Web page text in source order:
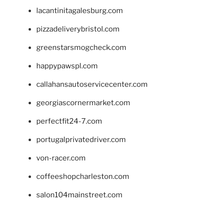
lacantinitagalesburg.com
pizzadeliverybristol.com
greenstarsmogcheck.com
happypawspl.com
callahansautoservicecenter.com
georgiascornermarket.com
perfectfit24-7.com
portugalprivatedriver.com
von-racer.com
coffeeshopcharleston.com
salon104mainstreet.com